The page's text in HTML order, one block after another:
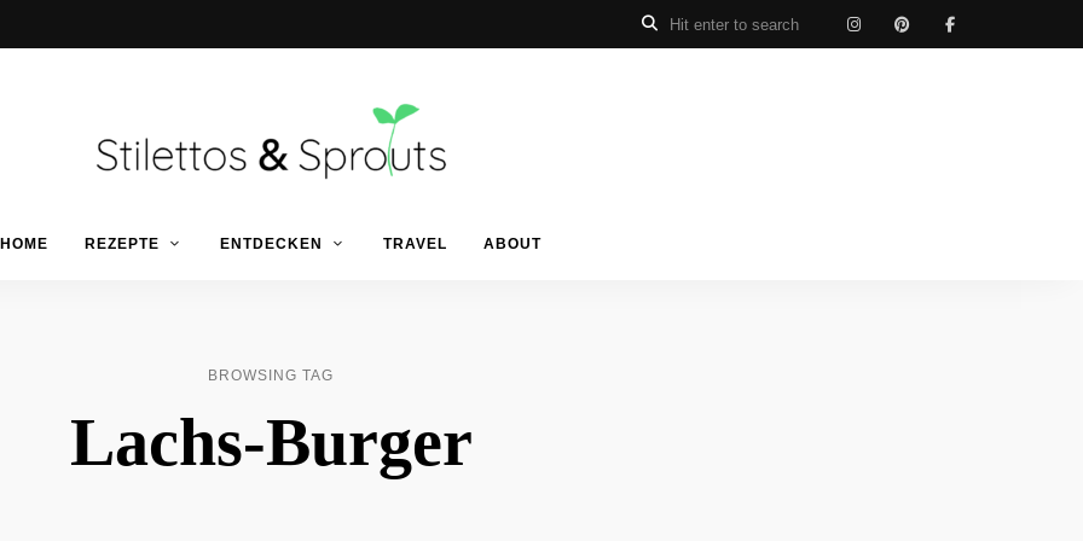
Stilettos
Sprouts
Food
Blog
HOME REZEPTE ENTDECKEN TRAVEL ABOUT
BROWSING TAG
Lachs-Burger